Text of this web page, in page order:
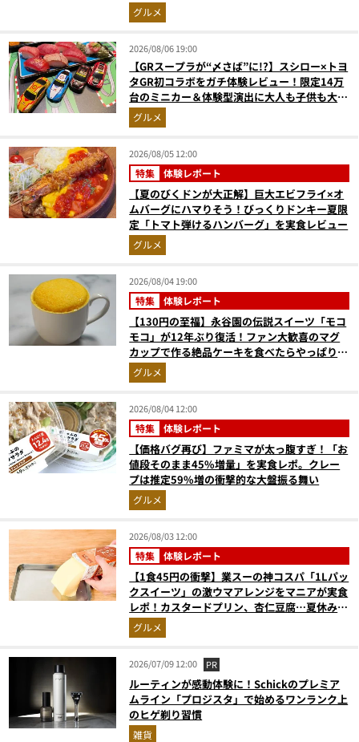
ちゃら
グルメ
2026/08/06 19:00
【GRスープラが“〆さば”に!?】スシロー×トヨ
タGR初コラボをガチ体験レビュー！限定14万
台のミニカー＆体験型演出に大人も子供も大興
奮間違いなし
グルメ
2026/08/05 12:00
特集 体験レポート
【夏のびくドンが大正解】巨大エビフライ×オ
ムバーグにハマりそう！びっくりドンキー夏限
定「トマト弾けるハンバーグ」を実食レビュー
グルメ
2026/08/04 19:00
特集 体験レポート
【130円の至福】永谷園の伝説スイーツ「モコ
モコ」が12年ぶり復活！ファン大歓喜のマグ
カップで作る絶品ケーキを食べたらやっぱり最
高にウマかった
グルメ
2026/08/04 12:00
特集 体験レポート
【価格バグ再び】ファミマが太っ腹すぎ！「お
値段そのまま45%増量」を実食レポ。クレー
プは推定59%増の衝撃的な大盤振る舞い
グルメ
2026/08/03 12:00
特集 体験レポート
【1食45円の衝撃】業スーの神コスパ「1Lパッ
クスイーツ」の激ウマアレンジをマニアが実食
レポ！カスタードプリン、杏仁豆腐…夏休みの
おやつに最強すぎた
グルメ
2026/07/09 12:00 PR
ルーティンが感動体験に！Schickのプレミア
ムライン「プロジスタ」で始めるワンランク上
のヒゲ剃り習慣
雑貨